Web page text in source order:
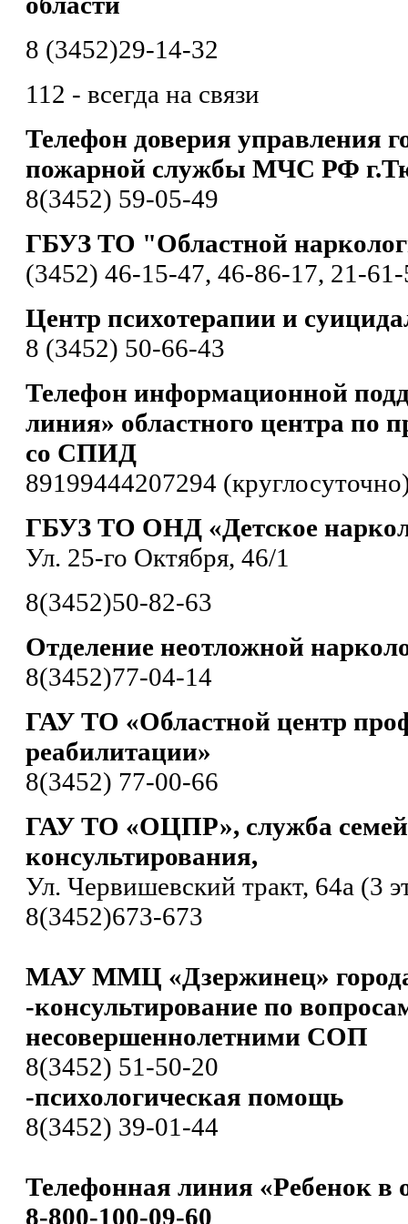
8 (3452)29-14-32
112 - всегда на связи
Телефон доверия управления
пожарной службы МЧС РФ
8(3452) 59-05-49
ГБУЗ ТО "Областной
(3452) 46-15-47, 46-86-17, 21-
Центр психотерапии и
8 (3452) 50-66-43
Телефон информационной
линия» областного центра по
со СПИД
89199444207294
ГБУЗ ТО ОНД «Детское
Ул. 25-го Октября, 46/1
8(3452)50-82-63
Отделение неотложной
8(3452)77-04-14
ГАУ ТО «Областной центр
реабилитации»
8(3452) 77-00-66
ГАУ ТО «ОЦПР», служба
консультирования,
Ул. Червишевский тракт, 64а (3
8(3452)673-673
МАУ ММЦ «Дзержинец»
-консультирование по
несовершеннолетними СОП
8(3452) 51-50-20
-психологическая помощь
8(3452) 39-01-44
Телефонная линия «Ребенок в
8-800-100-09-60